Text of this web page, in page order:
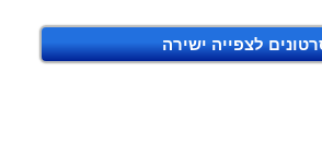
לצפייה ישירה